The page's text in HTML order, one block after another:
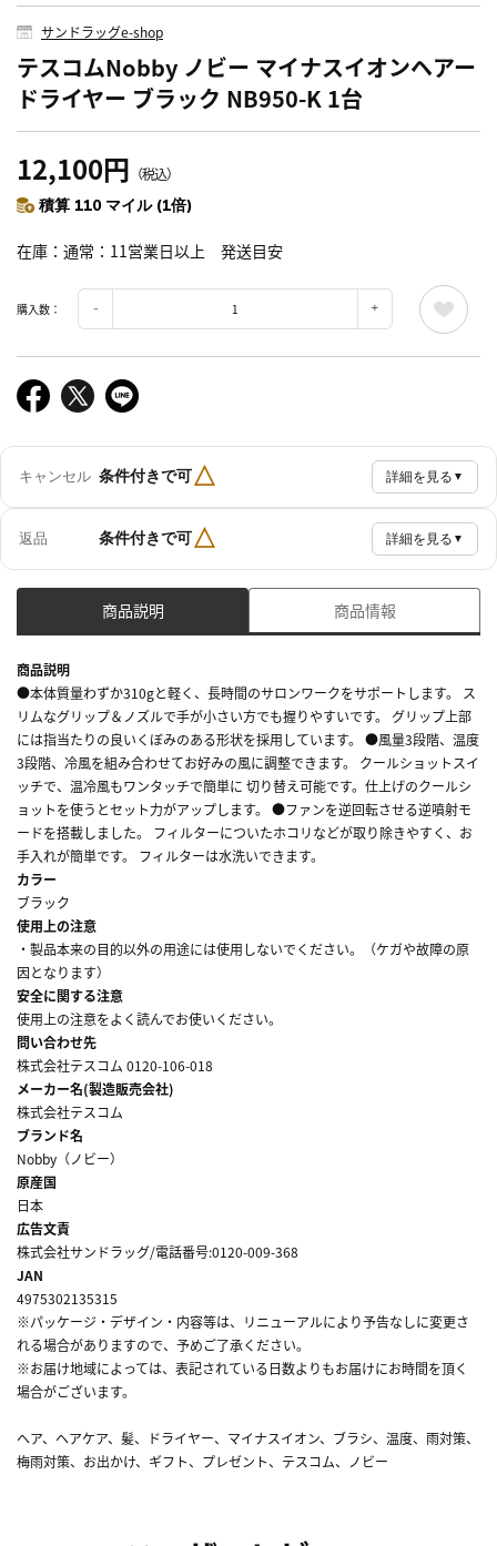
サンドラッグe-shop
テスコムNobby ノビー マイナスイオンヘアー
ドライヤー ブラック NB950-K 1台
12,100円 （税込）
積算 110 マイル (1倍)
在庫 通常：11営業日以上 発送目安
購入数：
キャンセル 条件付きで可△ 詳細を見る ▼
返品 条件付きで可△ 詳細を見る ▼
商品説明 商品情報
商品説明
●本体質量わずか310gと軽く、長時間のサロンワークをサポートします。 ス
リムなグリップ＆ノズルで手が小さい方でも握りやすいです。 グリップ上部
には指当たりの良いくぼみのある形状を採用しています。 ●風量3段階、温度
3段階、冷風を組み合わせてお好みの風に調整できます。 クールショットスイ
ッチで、温冷風もワンタッチで簡単に 切り替え可能です。仕上げのクールシ
ョットを使うとセット力がアップします。 ●ファンを逆回転させる逆噴射モ
ードを搭載しました。 フィルターについたホコリなどが取り除きやすく、お
手入れが簡単です。 フィルターは水洗いできます。
カラー
ブラック
使用上の注意
・製品本来の目的以外の用途には使用しないでください。（ケガや故障の原
因となります）
安全に関する注意
使用上の注意をよく読んでお使いください。
問い合わせ先
株式会社テスコム 0120-106-018
メーカー名(製造販売会社)
株式会社テスコム
ブランド名
Nobby（ノビー）
原産国
日本
広告文責
株式会社サンドラッグ/電話番号:0120-009-368
JAN
4975302135315
※パッケージ・デザイン・内容等は、リニューアルにより予告なしに変更さ
れる場合がありますので、予めご了承ください。
※お届け地域によっては、表記されている日数よりもお届けにお時間を頂く
場合がございます。
ヘア、ヘアケア、髪、ドライヤー、マイナスイオン、ブラシ、温度、雨対策、
梅雨対策、お出かけ、ギフト、プレゼント、テスコム、ノビー